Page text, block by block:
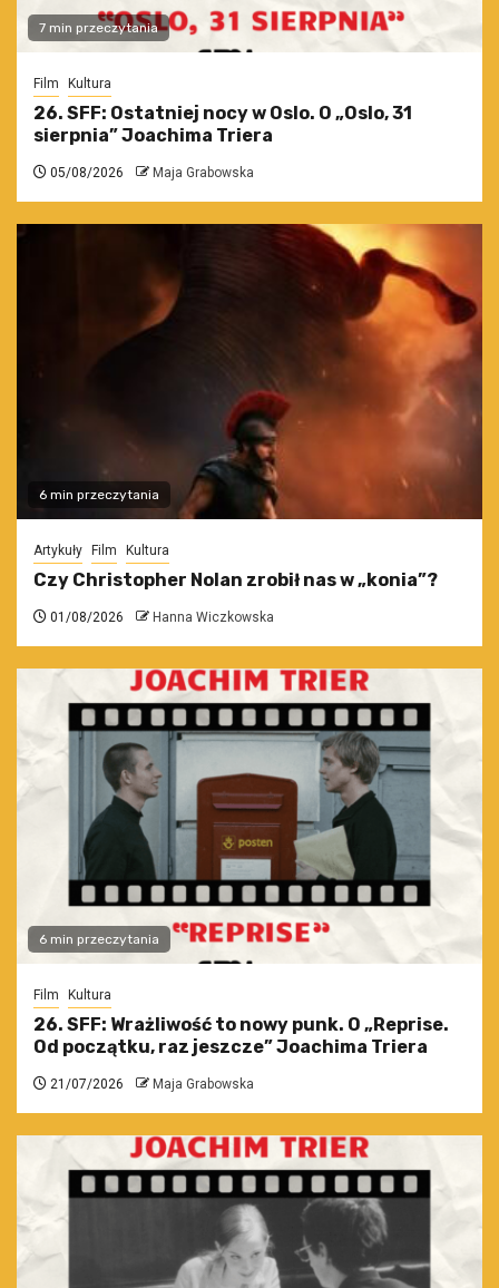
7 min przeczytania
Film Kultura
26. SFF: Ostatniej nocy w Oslo. O „Oslo, 31
sierpnia” Joachima Triera
05/08/2026 Maja Grabowska
6 min przeczytania
Artykuły Film Kultura
Czy Christopher Nolan zrobił nas w „konia”?
01/08/2026 Hanna Wiczkowska
6 min przeczytania
Film Kultura
26. SFF: Wrażliwość to nowy punk. O „Reprise.
Od początku, raz jeszcze” Joachima Triera
21/07/2026 Maja Grabowska